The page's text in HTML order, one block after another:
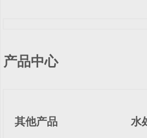
产品中心
其他产品 水